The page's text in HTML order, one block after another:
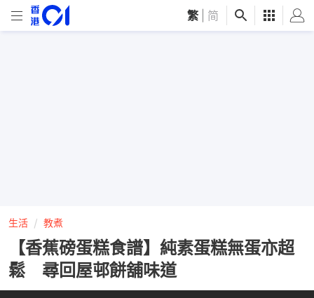
繁 简
生活 教煮
【香蕉磅蛋糕食譜】純素蛋糕無蛋亦超
鬆 尋回屋邨餅舖味道